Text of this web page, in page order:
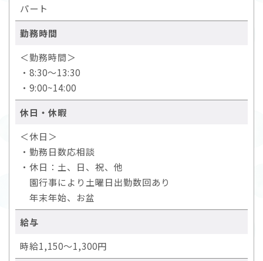
パート
勤務時間
＜勤務時間＞
・8:30～13:30
・9:00~14:00
休日・休暇
＜休日＞
・勤務日数応相談
・休日：土、日、祝、他
園行事により土曜日出勤数回あり
年末年始、お盆
給与
時給1,150～1,300円